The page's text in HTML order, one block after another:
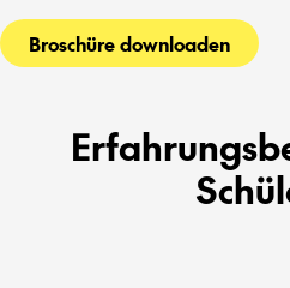
Broschüre downloaden